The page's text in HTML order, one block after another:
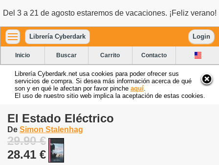
Del 3 a 21 de agosto estaremos de vacaciones. ¡Feliz verano!
Librería Cyberdark Login
Inicio Buscar Carrito Contacto
Librería Cyberdark.net usa cookies para poder ofrecer sus
servicios de compra. Si desea más información acerca de qué
son y en qué le afectan por favor pinche aquí
El uso de nuestro sitio web implica la aceptación de estas cookies.
El Estado Eléctrico
De Simon Stalenhag
29.90 €
28.41 €